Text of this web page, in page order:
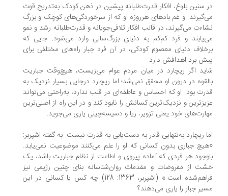
سنین بلوغ، افکار قدرت‌طلبانه پیشین در ذهن کودک به‌تدریج قوت
و غم بادهای هرروزه او که از سرخوردگی‌های کوچک و بزرگ
می‌گیرند، در قالب افکار تلافی‌جویانه و قدرت‌طلبانه رشد و نمو
و فرد کم‌کم به دنیای بزرگ‌سالی وارد می‌شود. جایی که
دنیای معصوم کودکی، در آن فرد جبار راه‌های مختلفی برای
برد اهدافش دارد.
اگر ریچارد در میان مردم عوام می‌زیست، هیچ‌وقت جباریت
در درون او محقق نمی‌شد؛ اما ریچارد درجایی بسیار نزدیک به
بود. او که احساس و عاطفه‌ای در قلب ندارد، به‌راحتی می‌تواند
و نزدیک‌ترین کسانش را نابود کند و در این راه از اصلی‌ترین
خود یعنی تزویر، ریا و دسیسه‌چینی یاری می‌جوید.
ریچارد به‌تنهایی قادر به دست‌یابی به قدرت نیست. به گفته اشپربر:
جباری بدون کسانی که او را علم می‌کنند موضوعیت نمی‌یابد.
هر فردی که آماده پیروی و اطاعت از نظام جباریت باشد، یک
از مفروضات و مقدمات روان‌شناسانه بنای چنین رژیمی نیز
فراهم‌شده است.» (اشپربر، 1363: 128) چه کس یا کسانی در این
جبار را یاری می‌دهند؟